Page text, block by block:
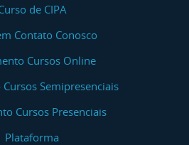
de CIPA
Contato Conosco
Cursos Online
Semipresenciais
Cursos Presenciais
Plataforma